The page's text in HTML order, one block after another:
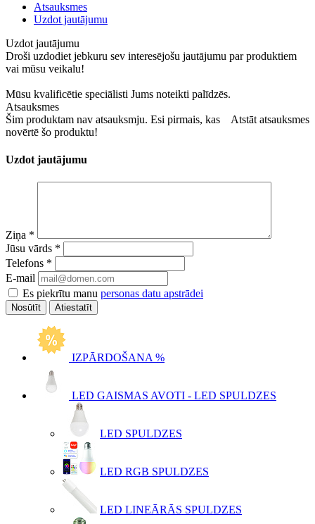
Atsauksmes
Uzdot jautājumu
Uzdot jautājumu
Droši uzdodiet jebkuru sev interesējošu jautājumu par produktiem
vai mūsu veikalu!
Mūsu kvalificētie speciālisti Jums noteikti palīdzēs.
Atsauksmes
Atstāt atsauksmes
Šim produktam nav atsauksmju. Esi pirmais, kas
novērtē šo produktu!
Uzdot jautājumu
Ziņa *
Jūsu vārds *
Telefons *
E-mail
Es piekrītu manu personas datu apstrādei
Atiestatīt
IZPĀRDOŠANA %
LED GAISMAS AVOTI - LED SPULDZES
LED SPULDZES
LED RGB SPULDZES
LED LINEĀRĀS SPULDZES